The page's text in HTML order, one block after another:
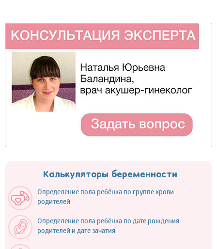
Калькуляторы беременности
Определение пола ребёнка по группе крови
родителей
Определение пола ребёнка по дате рождения
родителей и дате зачатия